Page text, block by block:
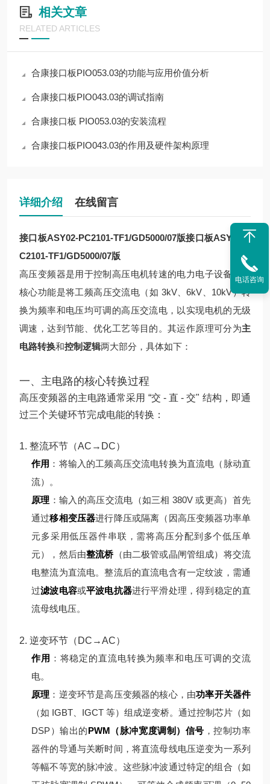
相关文章
RELATED ARTICLES
合康接口板PIO053.03的功能与应用价值分析
合康接口板PIO043.03的调试指南
合康接口板 PIO053.03的安装流程
合康接口板PIO043.03的作用及硬件架构原理
详细介绍 在线留言
接口板ASY02-PC2101-TF1/GD5000/07版接口板ASY02-P
C2101-TF1/GD5000/07版
高压变频器是用于控制高压电机转速的电力电子设备，其
核心功能是将工频高压交流电（如 3kV、6kV、10kV）转
换为频率和电压均可调的高压交流电，以实现电机的无级
调速，达到节能、优化工艺等目的。其运作原理可分为主
电路转换和控制逻辑两大部分，具体如下：
一、主电路的核心转换过程
高压变频器的主电路通常采用 “交 - 直 - 交" 结构，即通
过三个关键环节完成电能的转换：
1. 整流环节（AC→DC）
作用 ：将输入的工频高压交流电转换为直流电（脉动直
流）。
原理 ： 输入的高压交流电（如三相 380V 或更高）首先
通过移相变压器进行降压或隔离（因高压变频器功率单
元多采用低压器件串联，需将高压分配到多个低压单
元），然后由整流桥（由二极管或晶闸管组成）将交流
电整流为直流电。整流后的直流电含有一定纹波，需通
过滤波电容或平波电抗器进行平滑处理，得到稳定的直
流母线电压。
2. 逆变环节（DC→AC）
作用 ：将稳定的直流电转换为频率和电压可调的交流
电。
原理 ： 逆变环节是高压变频器的核心，由功率开关器件
（如 IGBT、IGCT 等）组成逆变桥。通过控制芯片（如
DSP）输出的PWM（脉冲宽度调制）信号 ，控制功率
器件的导通与关断时间，将直流母线电压逆变为一系列
等幅不等宽的脉冲波。 这些脉冲波通过特定的组合（如
电话咨询